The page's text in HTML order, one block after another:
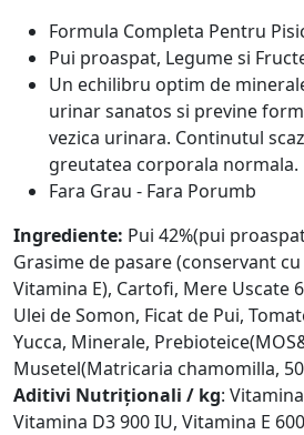
Formula Completa Pentru
Pui proaspat, Legume si
Un echilibru optim de
urinar sanatos si previne
vezica urinara. Continutul
greutatea corporala normala.
Fara Grau - Fara Porumb
Ingrediente: Pui 42%(pui
Grasime de pasare (conservant
Vitamina E), Cartofi, Mere Uscate
Ulei de Somon, Ficat de Pui,
Yucca, Minerale,
Musetel(Matricaria chamomilla,
Aditivi Nutriționali / kg:
Vitamina D3 900 IU, Vitamina E